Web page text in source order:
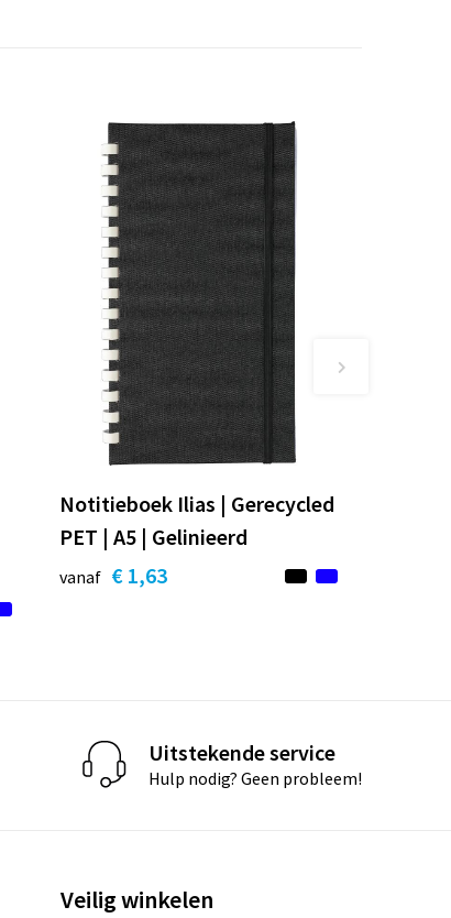
Notitieboek Ilias | Gerecycled
PET | A5 | Gelinieerd
vanaf € 1,63
Uitstekende service
Hulp nodig? Geen probleem!
Veilig winkelen